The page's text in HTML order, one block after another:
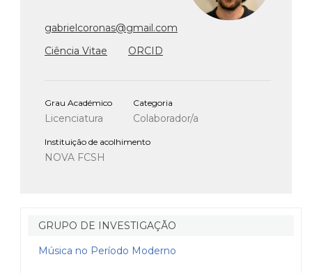
gabrielcoronas@gmail.com
Ciência Vitae
ORCID
Grau Académico
Licenciatura
Categoria
Colaborador/a
Instituição de acolhimento
NOVA FCSH
GRUPO DE INVESTIGAÇÃO
Música no Período Moderno